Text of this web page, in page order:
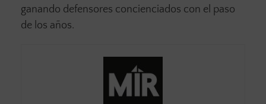
ganando defensores concienciados con el paso
de los años.